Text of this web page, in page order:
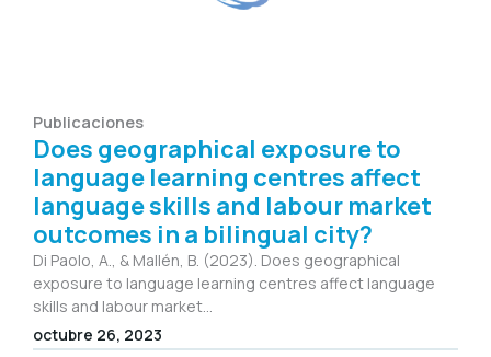
Publicaciones
Does geographical exposure to
language learning centres affect
language skills and labour market
outcomes in a bilingual city?
Di Paolo, A., & Mallén, B. (2023). Does geographical
exposure to language learning centres affect language
skills and labour market...
octubre 26, 2023